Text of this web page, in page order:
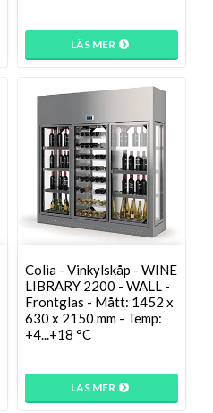
LÄS MER
Colia - Vinkylskåp - WINE
LIBRARY 2200 - WALL -
Frontglas - Mått: 1452 x
630 x 2150 mm - Temp:
+4...+18 °C
LÄS MER